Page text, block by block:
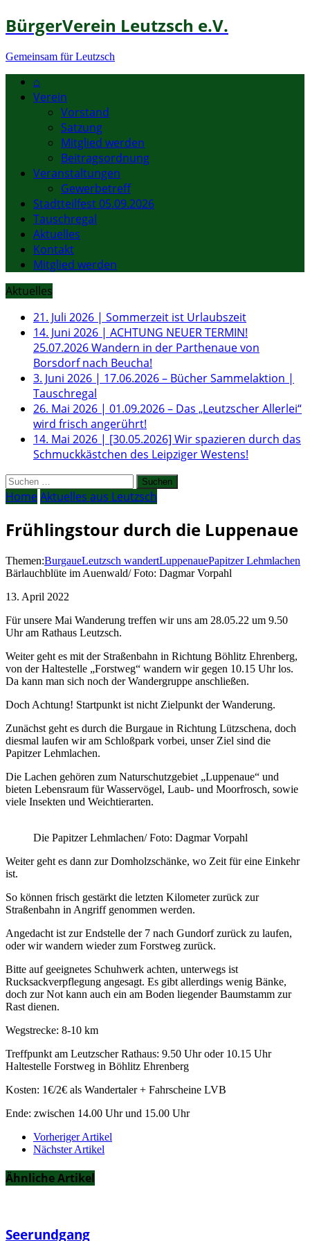
BürgerVerein Leutzsch e.V.
Gemeinsam für Leutzsch
⌂
Verein
Vorstand
Satzung
Mitglied werden
Beitragsordnung
Veranstaltungen
Gewerbetreff
Stadtteilfest 05.09.2026
Tauschregal
Aktuelles
Kontakt
Mitglied werden
Aktuelles
21. Juli 2026 | Sommerzeit ist Urlaubszeit
14. Juni 2026 | ACHTUNG NEUER TERMIN!
25.07.2026 Wandern in der Parthenaue von
Borsdorf nach Beucha!
3. Juni 2026 | 17.06.2026 – Bücher Sammelaktion |
Tauschregal
26. Mai 2026 | 01.09.2026 – Das „Leutzscher Allerlei“
wird frisch angerührt!
14. Mai 2026 | [30.05.2026] Wir spazieren durch das
Schmuckkästchen des Leipziger Westens!
Suchen
nach:
HomeAktuelles aus Leutzsch
Frühlingstour durch die Luppenaue
Themen:BurgaueLeutzsch wandertLuppenauePapitzer Lehmlachen
Bärlauchblüte im Auenwald/ Foto: Dagmar Vorpahl
13. April 2022
Für unsere Mai Wanderung treffen wir uns am 28.05.22 um 9.50
Uhr am Rathaus Leutzsch.
Weiter geht es mit der Straßenbahn in Richtung Böhlitz Ehrenberg,
von der Haltestelle „Forstweg“ wandern wir gegen 10.15 Uhr los.
Da kann man sich noch der Wandergruppe anschließen.
Doch Achtung! Startpunkt ist nicht Zielpunkt der Wanderung.
Zunächst geht es durch die Burgaue in Richtung Lützschena, doch
diesmal laufen wir am Schloßpark vorbei, unser Ziel sind die
Papitzer Lehmlachen.
Die Lachen gehören zum Naturschutzgebiet „Luppenaue“ und
bieten Lebensraum für Wasservögel, Laub- und Moorfrosch, sowie
viele Insekten und Weichtierarten.
Die Papitzer Lehmlachen/ Foto: Dagmar Vorpahl
Weiter geht es dann zur Domholzschänke, wo Zeit für eine Einkehr
ist.
So können frisch gestärkt die letzten Kilometer zurück zur
Straßenbahn in Angriff genommen werden.
Angedacht ist zur Endstelle der 7 nach Gundorf zurück zu laufen,
oder wir wandern wieder zum Forstweg zurück.
Bitte auf geeignetes Schuhwerk achten, unterwegs ist
Rucksackverpflegung angesagt. Es gibt allerdings wenig Bänke,
doch zur Not kann auch ein am Boden liegender Baumstamm zur
Rast dienen.
Wegstrecke: 8-10 km
Treffpunkt am Leutzscher Rathaus: 9.50 Uhr oder 10.15 Uhr
Haltestelle Forstweg in Böhlitz Ehrenberg
Kosten: 1€/2€ als Wandertaler + Fahrscheine LVB
Ende: zwischen 14.00 Uhr und 15.00 Uhr
Vorheriger Artikel
Nächster Artikel
Ähnliche Artikel
Seerundgang